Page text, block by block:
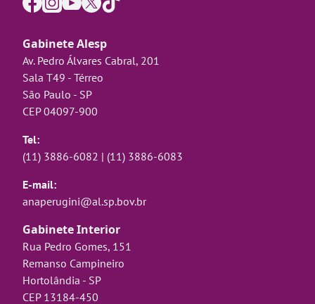
Gabinete Alesp
Av. Pedro Álvares Cabral, 201
Sala T49 - Térreo
São Paulo - SP
CEP 04097-900
Tel:
(11) 3886-6082 | (11) 3886-6083
E-mail:
anaperugini@al.sp.bov.br
Gabinete Interior
Rua Pedro Gomes, 151
Remanso Campineiro
Hortolândia - SP
CEP 13184-450